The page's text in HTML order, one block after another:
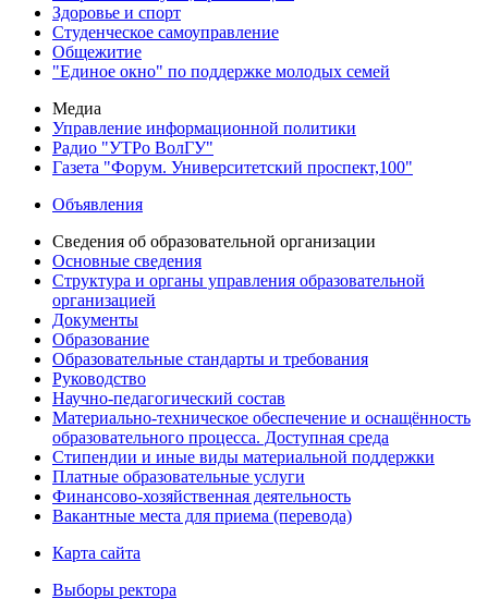
Здоровье и спорт
Студенческое самоуправление
Общежитие
"Единое окно" по поддержке молодых семей
Медиа
Управление информационной политики
Радио "УТРо ВолГУ"
Газета "Форум. Университетский проспект,100"
Объявления
Сведения об образовательной организации
Основные сведения
Структура и органы управления образовательной
организацией
Документы
Образование
Образовательные стандарты и требования
Руководство
Научно-педагогический состав
Материально-техническое обеспечение и оснащённость
образовательного процесса. Доступная среда
Стипендии и иные виды материальной поддержки
Платные образовательные услуги
Финансово-хозяйственная деятельность
Вакантные места для приема (перевода)
Карта сайта
Выборы ректора